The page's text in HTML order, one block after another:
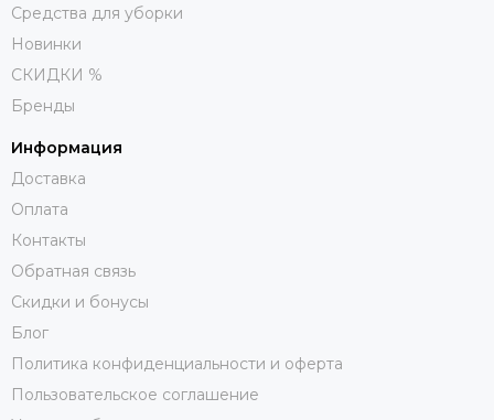
Средства для уборки
Новинки
СКИДКИ %
Бренды
Информация
Доставка
Оплата
Контакты
Обратная связь
Скидки и бонусы
Блог
Политика конфиденциальности и оферта
Пользовательское соглашение